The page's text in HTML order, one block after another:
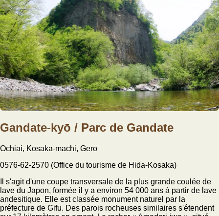
Gandate-kyō / Parc de Gandate
Ochiai, Kosaka-machi, Gero
0576-62-2570 (Office du tourisme de Hida-Kosaka)
Il s'agit d'une coupe transversale de la plus grande coulée de
lave du Japon, formée il y a environ 54 000 ans à partir de lave
andesitique. Elle est classée monument naturel par la
préfecture de Gifu. Des parois rocheuses similaires s'étendent